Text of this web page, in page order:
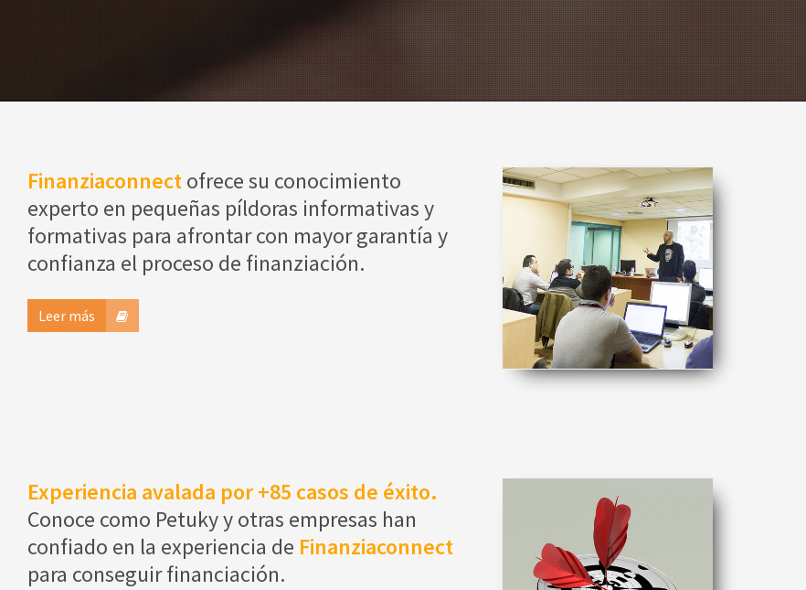
Finanziaconnectofrece su conocimiento
experto en pequeñas píldoras informativas y
formativas para afrontar con mayor garantía y
confianza el proceso de finanziación.
Leer más
Experiencia avalada por +85 casos de éxito.
Conoce como Petuky y otras empresas han
confiado en la experiencia de Finanziaconnect
para conseguir financiación.